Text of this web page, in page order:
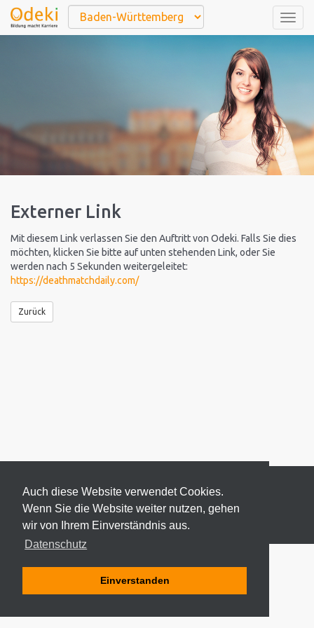
Auch diese Website verwendet Cookies.
Wenn Sie die Website weiter nutzen, gehen
wir von Ihrem Einverständnis aus.
Datenschutz
Einverstanden
Externer Link
Mit diesem Link verlassen Sie den Auftritt von Odeki. Falls Sie dies
möchten, klicken Sie bitte auf unten stehenden Link, oder Sie
werden nach 5 Sekunden weitergeleitet:
https://deathmatchdaily.com/
Zurück
© 2026 ODEKI - ALLE RECHTE VORBEHALTEN